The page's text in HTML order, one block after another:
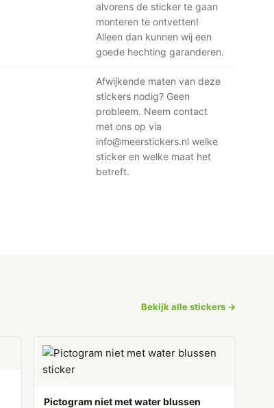
alvorens de sticker te gaan
monteren te ontvetten!
Alleen dan kunnen wij een
goede hechting garanderen.
Afwijkende maten van deze
stickers nodig? Geen
probleem. Neem contact
met ons op via
info@meerstickers.nl welke
sticker en welke maat het
betreft.
Bekijk alle stickers →
Pictogram niet met water blussen